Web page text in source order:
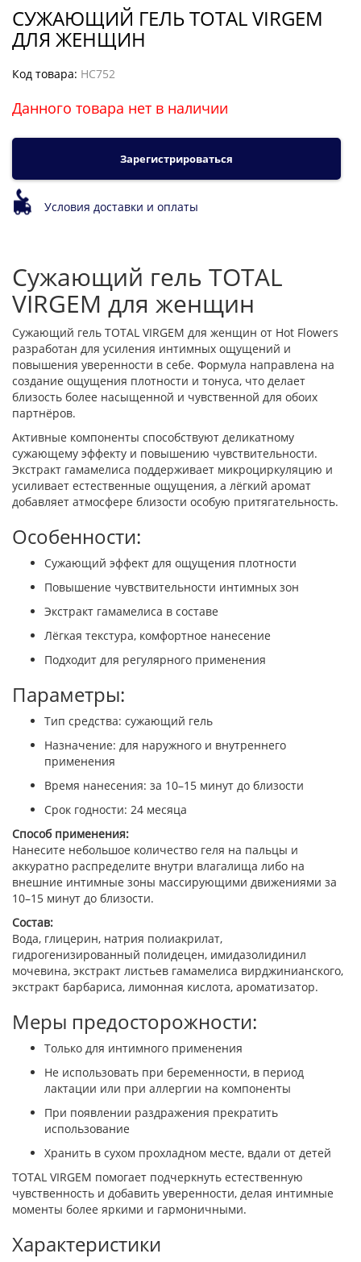
СУЖАЮЩИЙ ГЕЛЬ TOTAL VIRGEM
ДЛЯ ЖЕНЩИН
Код товара: HC752
Данного товара нет в наличии
Зарегистрироваться
Условия доставки и оплаты
Сужающий гель TOTAL
VIRGEM для женщин
Сужающий гель TOTAL VIRGEM для женщин от Hot Flowers
разработан для усиления интимных ощущений и
повышения уверенности в себе. Формула направлена на
создание ощущения плотности и тонуса, что делает
близость более насыщенной и чувственной для обоих
партнёров.
Активные компоненты способствуют деликатному
сужающему эффекту и повышению чувствительности.
Экстракт гамамелиса поддерживает микроциркуляцию и
усиливает естественные ощущения, а лёгкий аромат
добавляет атмосфере близости особую притягательность.
Особенности:
Сужающий эффект для ощущения плотности
Повышение чувствительности интимных зон
Экстракт гамамелиса в составе
Лёгкая текстура, комфортное нанесение
Подходит для регулярного применения
Параметры:
Тип средства: сужающий гель
Назначение: для наружного и внутреннего
применения
Время нанесения: за 10–15 минут до близости
Срок годности: 24 месяца
Способ применения:
Нанесите небольшое количество геля на пальцы и
аккуратно распределите внутри влагалища либо на
внешние интимные зоны массирующими движениями за
10–15 минут до близости.
Состав:
Вода, глицерин, натрия полиакрилат,
гидрогенизированный полидецен, имидазолидинил
мочевина, экстракт листьев гамамелиса вирджинианского,
экстракт барбариса, лимонная кислота, ароматизатор.
Меры предосторожности:
Только для интимного применения
Не использовать при беременности, в период
лактации или при аллергии на компоненты
При появлении раздражения прекратить
использование
Хранить в сухом прохладном месте, вдали от детей
TOTAL VIRGEM помогает подчеркнуть естественную
чувственность и добавить уверенности, делая интимные
моменты более яркими и гармоничными.
Характеристики